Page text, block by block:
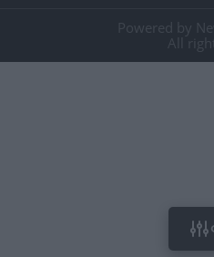
Powered by
All